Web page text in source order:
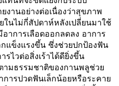
งานอย่างต่อเนื่องว่าสุขภาพ
ในไม่กี่สัปดาห์หลังเปลี่ยนมาใช้
าการเลือดออกลดลง อาการ
กแข็งแรงขึ้น ซึ่งช่วยปกป้องฟัน
รไวต่อสิ่งเร้าได้ดียิ่งขึ้น
มธรรมชาติของกานพลูช่วย
ารปวดฟันเล็กน้อยหรือระคาย